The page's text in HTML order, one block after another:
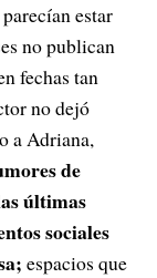
estar
no publican
fechas tan
no dejó
a Adriana,
de
últimas
sociales
espacios que